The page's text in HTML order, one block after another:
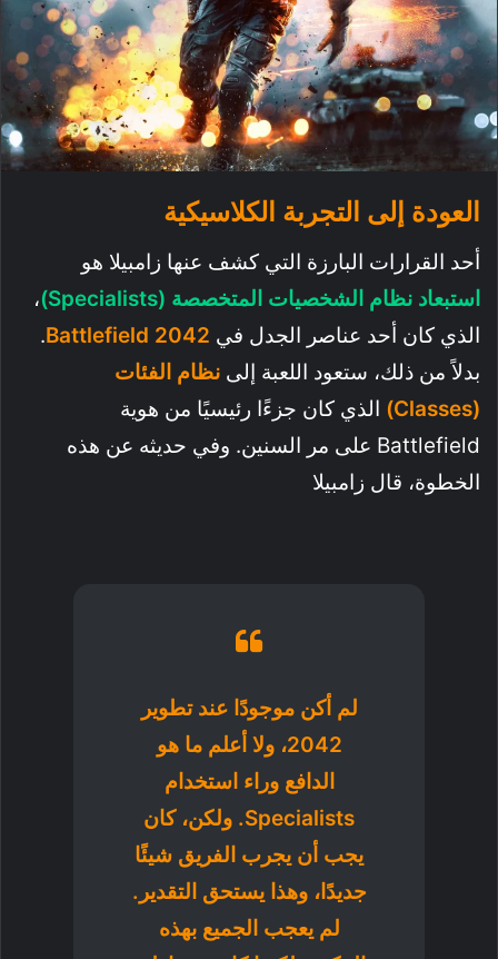
العودة إلى التجربة الكلاسيكية
أحد القرارات البارزة التي كشف عنها زامبيلا هو
استبعاد نظام الشخصيات المتخصصة (Specialists)
،
الذي كان أحد عناصر الجدل في Battlefield 2042
.
بدلاً من ذلك، ستعود اللعبة إلى نظام الفئات
(Classes)
الذي كان جزءًا رئيسيًا من هوية
Battlefield على مر السنين. وفي حديثه عن هذه
الخطوة، قال زامبيلا
لم أكن موجودًا عند تطوير
2042، ولا أعلم ما هو
الدافع وراء استخدام
Specialists. ولكن، كان
يجب أن يجرب الفريق شيئًا
جديدًا، وهذا يستحق التقدير.
لم يعجب الجميع بهذه